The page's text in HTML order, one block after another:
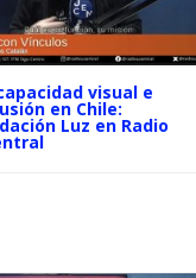
visual e
en Chile:
Luz en Radio